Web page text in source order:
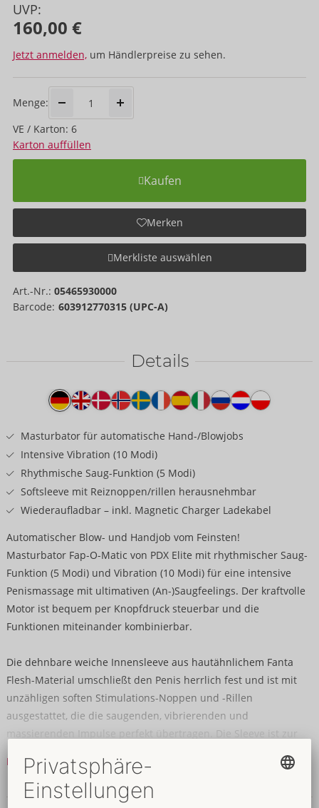
UVP:
160,00 €
Jetzt anmelden, um Händlerpreise zu sehen.
Menge:
VE / Karton: 6
Karton auffüllen
Kaufen
Merken
Merkliste auswählen
Art.-Nr.: 05465930000
Barcode: 603912770315 (UPC-A)
Details
Produkttext
Masturbator für automatische Hand-/Blowjobs
Intensive Vibration (10 Modi)
Rhythmische Saug-Funktion (5 Modi)
Softsleeve mit Reiznoppen/rillen herausnehmbar
Wiederaufladbar – inkl. Magnetic Charger Ladekabel
Automatischer Blow- und Handjob vom Feinsten!
Masturbator Fap-O-Matic von PDX Elite mit rhythmischer Saug-
Funktion (5 Modi) und Vibration (10 Modi) für eine intensive
Penismassage mit ultimativen (An-)Saugfeelings. Der kraftvolle
Motor ist bequem per Knopfdruck steuerbar und die
Funktionen miteinander kombinierbar.
Die dehnbare weiche Innensleeve aus hautähnlichem Fanta
Flesh-Material umschließt den Penis herrlich fest und ist mit
unzähligen soften Stimulations-Noppen und -Rillen
ausgestattet, die die saugenden, vibrierenden und
massierenden Impulse perfekt übertragen. Die Sleeve ist zur
Wiederaufladbar – Magnetic Charger Ladekabel liegt bei.
Mehr lesen
Daten & Eigenschaften